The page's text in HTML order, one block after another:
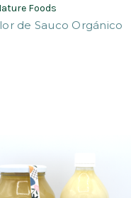
Foods
de Sauco Orgánico